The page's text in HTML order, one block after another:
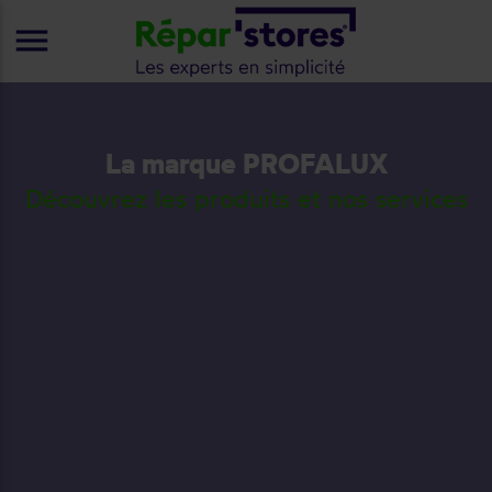
La marque PROFALUX
Découvrez les produits et nos services
menu